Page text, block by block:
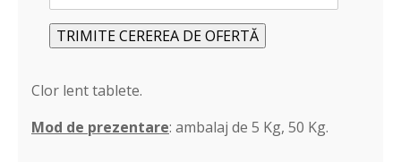
Clor lent tablete.
Mod de prezentare: ambalaj de 5 Kg, 50 Kg.